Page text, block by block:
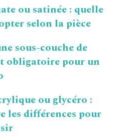
ou satinée : quelle
selon la pièce
sous-couche de
obligatoire pour un
ou glycéro :
les différences pour